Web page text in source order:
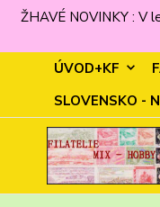
ŽHAVÉ NOVINKY : V
ÚVOD+KF
SLOVENSKO -